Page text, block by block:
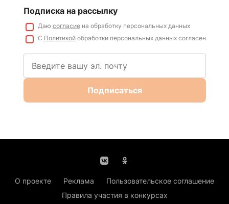
Подписка на рассылку
Даю согласиена обработку персональных данных
С Политикойобработки персональных данных согласен
Подписаться
О проекте Реклама
Пользовательское соглашение
Правила участия в конкурсах